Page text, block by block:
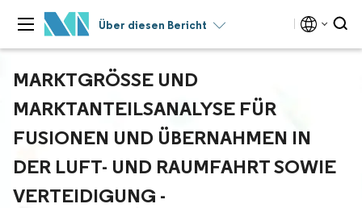
Über diesen Bericht
MARKTGRÖSSE UND M
ARKTANTEILSANALYSE FÜR F
USIONEN UND ÜBERNAHMEN IN D
ER LUFT- UND RAUMFAHRT SOWIE V
ERTEIDIGUNG - W